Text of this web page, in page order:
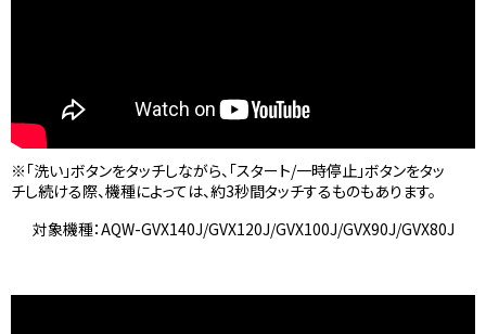
※「洗い」ボタンをタッチしながら、「スタート/一時停止」ボタンをタッ
チし続ける際、機種によっては、約3秒間タッチするものもあります。
対象機種：AQW-GVX140J/GVX120J/GVX100J/GVX90J/GVX80J